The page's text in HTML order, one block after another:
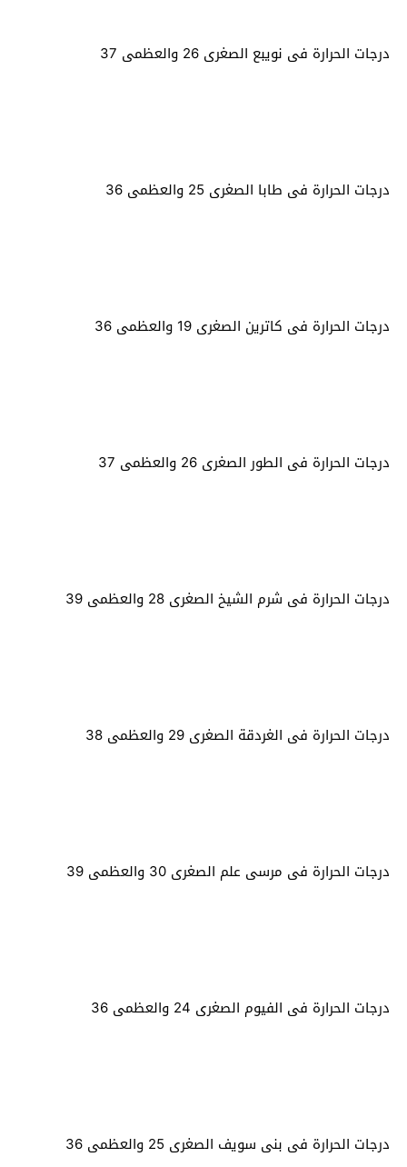
درجات الحرارة فى نويبع الصغرى 26 والعظمى 37
درجات الحرارة فى طابا الصغرى 25 والعظمى 36
درجات الحرارة فى كاترين الصغرى 19 والعظمى 36
درجات الحرارة فى الطور الصغرى 26 والعظمى 37
درجات الحرارة فى شرم الشيخ الصغرى 28 والعظمى 39
درجات الحرارة فى الغردقة الصغرى 29 والعظمى 38
درجات الحرارة فى مرسى علم الصغرى 30 والعظمى 39
درجات الحرارة فى الفيوم الصغرى 24 والعظمى 36
درجات الحرارة فى بنى سويف الصغرى 25 والعظمى 36